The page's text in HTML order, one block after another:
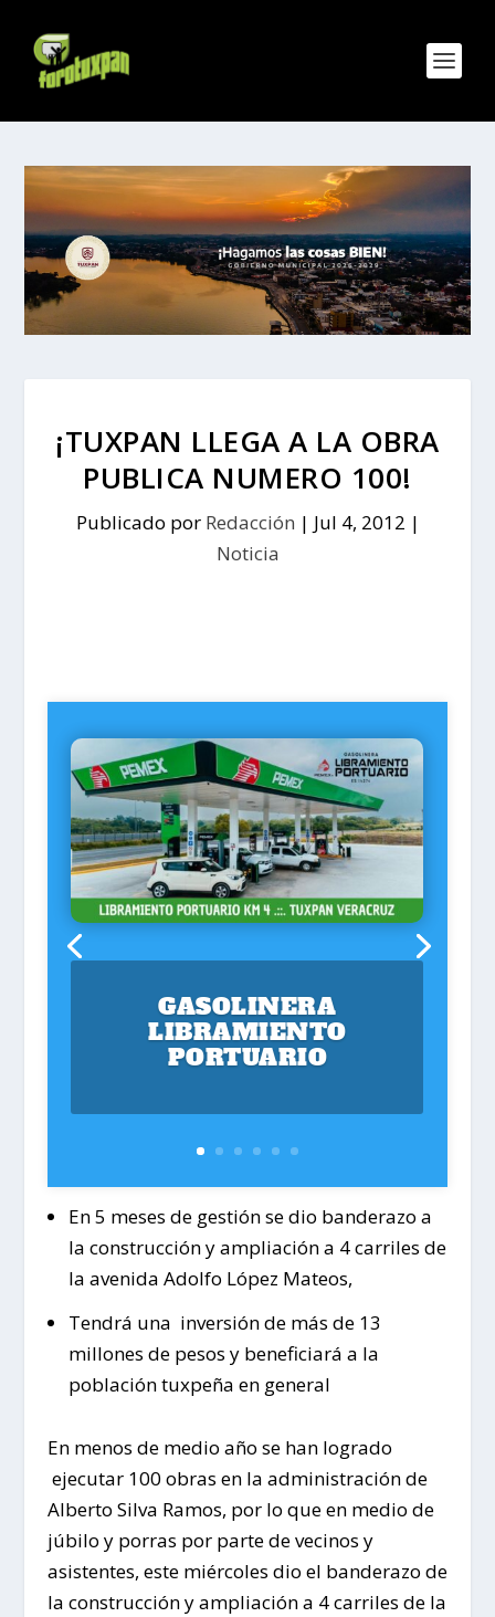
¡TUXPAN LLEGA A LA OBRA
PUBLICA NUMERO 100!
Publicado por Redacción | Jul 4, 2012 |
Noticia
GASOLINERA
LIBRAMIENTO
PORTUARIO
En 5 meses de gestión se dio banderazo a
la construcción y ampliación a 4 carriles de
la avenida Adolfo López Mateos,
Tendrá una inversión de más de 13
millones de pesos y beneficiará a la
población tuxpeña en general
En menos de medio año se han logrado
ejecutar 100 obras en la administración de
Alberto Silva Ramos, por lo que en medio de
júbilo y porras por parte de vecinos y
asistentes, este miércoles dio el banderazo de
la construcción y ampliación a 4 carriles de la